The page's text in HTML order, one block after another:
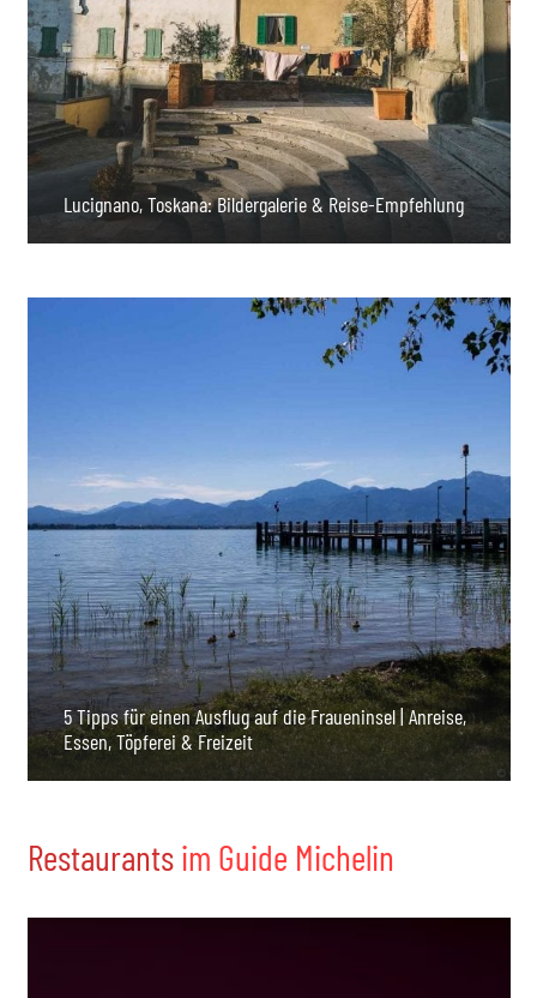
Lucignano, Toskana: Bildergalerie & Reise-Empfehlung
5 Tipps für einen Ausflug auf die Fraueninsel | Anreise,
Essen, Töpferei & Freizeit
Restaurantsim Guide Michelin